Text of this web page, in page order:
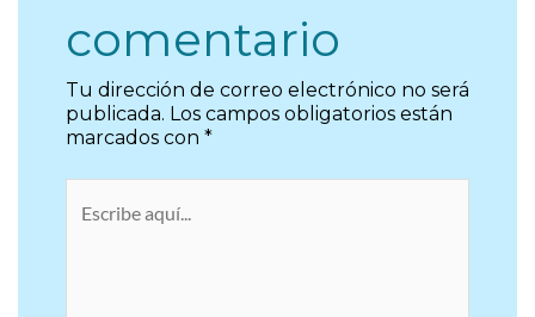
comentario
Tu dirección de correo electrónico no será
publicada. Los campos obligatorios están
marcados con *